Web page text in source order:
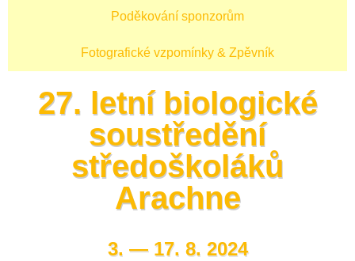
Poděkování sponzorům
Fotografické vzpomínky & Zpěvník
27. letní biologické
soustředění
středoškoláků
Arachne
3. — 17. 8. 2024